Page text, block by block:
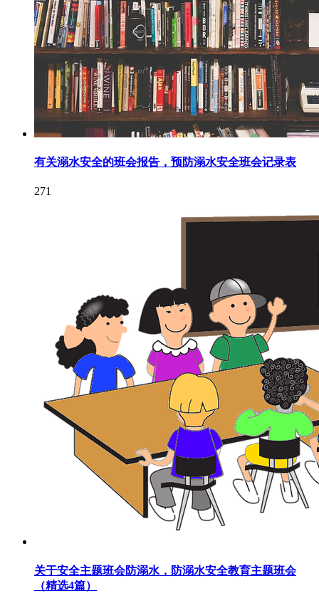
有关溺水安全的班会报告，预防溺水安全班会记录表
271
关于安全主题班会防溺水，防溺水安全教育主题班会
（精选4篇）